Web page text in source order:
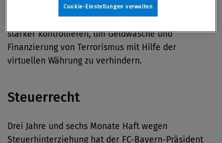
stärker kontrollieren, um Geldwäsche und
Finanzierung von Terrorismus mit Hilfe der
virtuellen Währung zu verhindern.
Steuerrecht
Drei Jahre und sechs Monate Haft wegen
Steuerhinterziehung hat der FC-Bayern-Präsident
Cookie-Einstellungen verwalten